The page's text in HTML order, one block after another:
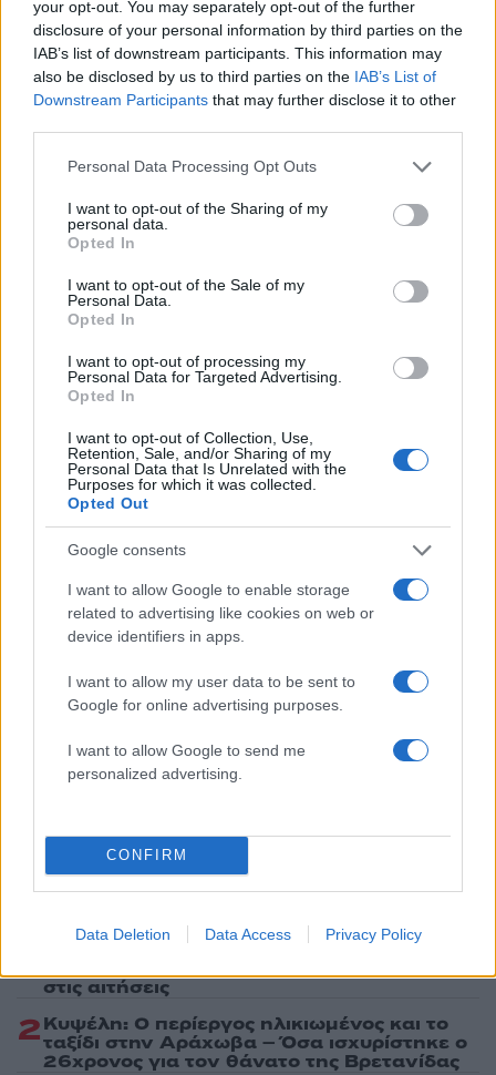
your opt-out. You may separately opt-out of the further
disclosure of your personal information by third parties on the
IAB’s list of downstream participants. This information may
also be disclosed by us to third parties on the IAB’s List of
Downstream Participants that may further disclose it to other
Please note that this website/app uses one or more Google
not limited to your visit or usage behaviour. You may click to
grant or deny consent to Google and its third-party tags to
use your data for below specified purposes in below Google
consent section.
Personal Data Processing Opt Outs
I want to opt-out of the Sharing of my
personal data.
Opted In
I want to opt-out of the Sale of my
Personal Data.
Opted In
I want to opt-out of processing my
Personal Data for Targeted Advertising.
Opted In
I want to opt-out of Collection, Use,
Retention, Sale, and/or Sharing of my
Personal Data that Is Unrelated with the
Purposes for which it was collected.
Opted Out
Google consents
I want to allow Google to enable storage
related to advertising like cookies on web or
device identifiers in apps.
I want to allow my user data to be sent to
Google for online advertising purposes.
I want to allow Google to send me
personalized advertising.
CONFIRM
Data Deletion Data Access Privacy Policy
Σχόλια
Σχολίασε εδώ
Υποβολή σχολίου
Πολιτική Απορρήτου&Όροι Χρήσης
Media
AKYLAS
EUROVISION
Ακολουθήστε το Νewsit.gr στοGoogle News
ενημερωθείτε πρώτοι για όλη την ειδησεογραφία και τα
τελευταία νέατης ημέρας
γενιά engineers
Παπαρίζου και το
που ζωντανεύει
Τουρισμός για Όλους 2026: Σήμερα ανοίγει
στις αιτήσεις
2Κυψέλη: Ο περίεργος ηλικιωμένος και το
ταξίδι στην Αράχωβα – Όσα ισχυρίστηκε ο
26χρονος για τον θάνατο της Βρετανίδας